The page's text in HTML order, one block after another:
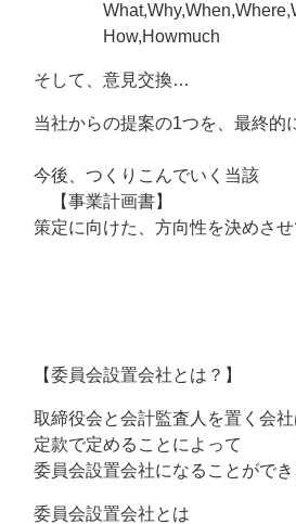
How,Howmuch
そして、意見交換…
当社からの提案の1つを、最終的
今後、つくりこんでいく当該
【事業計画書】
策定に向けた、方向性を決めさせ
【委員会設置会社とは？】
取締役会と会計監査人を置く会社
定款で定めることによって
委員会設置会社になることができ
委員会設置会社とは